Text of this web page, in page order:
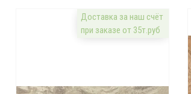
Доставка за наш счёт
при заказе от 35т.руб